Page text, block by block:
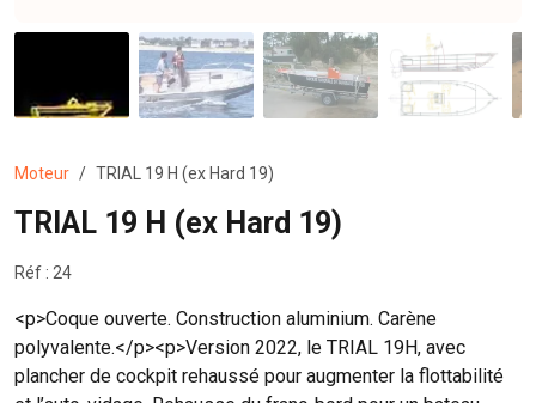
Moteur TRIAL 19 H (ex Hard 19)
TRIAL 19 H (ex Hard 19)
Réf : 24
<p>Coque ouverte. Construction aluminium. Carène
polyvalente.</p><p>Version 2022, le TRIAL 19H, avec
plancher de cockpit rehaussé pour augmenter la flottabilité